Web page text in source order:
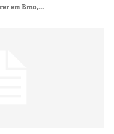
em Brno,...